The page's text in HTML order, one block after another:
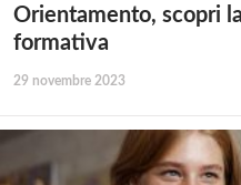
Orientamento, scopri
formativa
29 novembre 2023